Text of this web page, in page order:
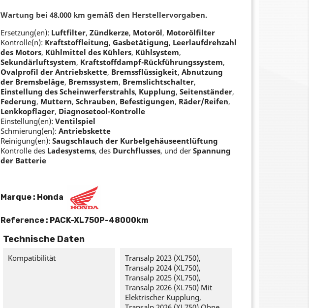
Wartung bei 48.000 km gemäß den Herstellervorgaben.
Ersetzung(en): Luftfilter, Zündkerze, Motoröl, Motorölfilter
Kontrolle(n): Kraftstoffleitung, Gasbetätigung, Leerlaufdrehzahl
des Motors, Kühlmittel des Kühlers, Kühlsystem,
Sekundärluftsystem, Kraftstoffdampf-Rückführungssystem,
Ovalprofil der Antriebskette, Bremssflüssigkeit, Abnutzung
der Bremsbeläge, Bremssystem, Bremslichtschalter,
Einstellung des Scheinwerferstrahls, Kupplung, Seitenständer,
Federung, Muttern, Schrauben, Befestigungen, Räder/Reifen,
Lenkkopflager, Diagnosetool-Kontrolle
Einstellung(en): Ventilspiel
Schmierung(en): Antriebskette
Reinigung(en): Saugschlauch der Kurbelgehäuseentlüftung
Kontrolle des Ladesystems, des Durchflusses, und der Spannung
der Batterie
Marque : Honda
Reference : PACK-XL750P-48000km
Technische Daten
Kompatibilität
Transalp 2023 (XL750),
Transalp 2024 (XL750),
Transalp 2025 (XL750),
Transalp 2026 (XL750) Mit
Elektrischer Kupplung,